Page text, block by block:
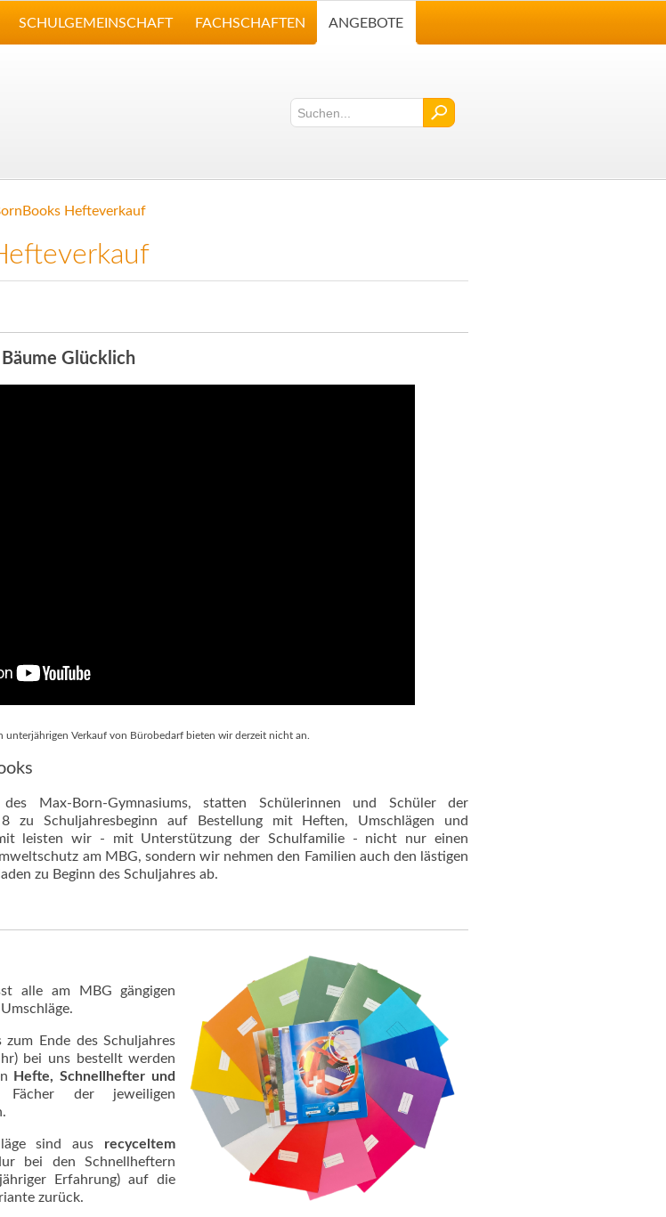
SCHULGEMEINSCHAFT FACHSCHAFTEN ANGEBOTE
Hefteverkauf
Glücklich
unterjährigen Verkauf von Bürobedarf bieten wir derzeit nicht an.
Max-Born-Gymnasiums, statten Schülerinnen und Schüler der
zu Schuljahresbeginn auf Bestellung mit Heften, Umschlägen und
leisten wir - mit Unterstützung der Schulfamilie - nicht nur einen
am MBG, sondern wir nehmen den Familien auch den lästigen
zu Beginn des Schuljahres ab.
alle am MBG gängigen
zum Ende des Schuljahres
bei uns bestellt werden
Hefte, Schnellhefter und
der jeweiligen
sind aus recyceltem
bei den Schnellheftern
Erfahrung) auf die
zurück.